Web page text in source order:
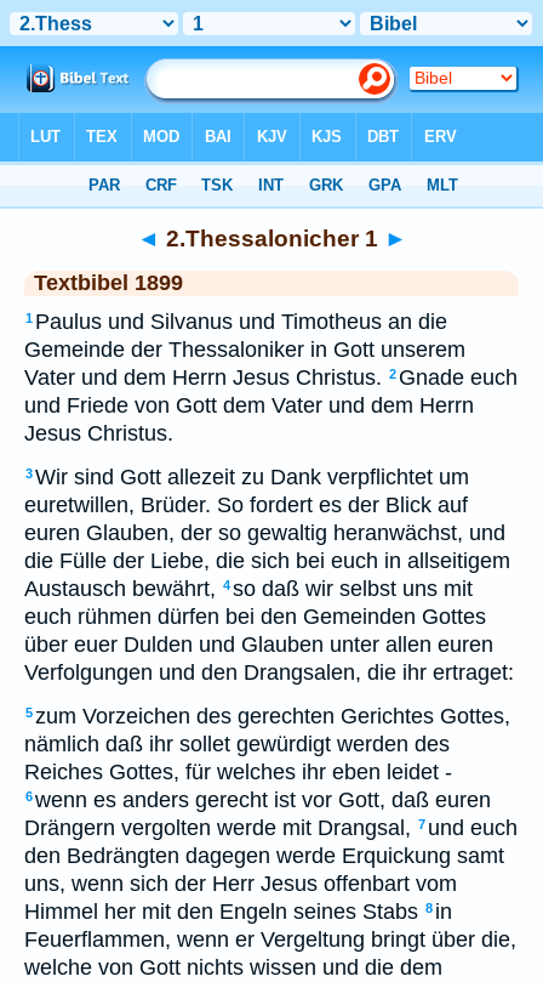
◄ 2.Thessalonicher 1 ►
Textbibel 1899
1 Paulus und Silvanus und Timotheus an die
Gemeinde der Thessaloniker in Gott unserem
Vater und dem Herrn Jesus Christus. 2 Gnade euch
und Friede von Gott dem Vater und dem Herrn
Jesus Christus.
3Wir sind Gott allezeit zu Dank verpflichtet um
euretwillen, Brüder. So fordert es der Blick auf
euren Glauben, der so gewaltig heranwächst, und
die Fülle der Liebe, die sich bei euch in allseitigem
Austausch bewährt, 4so daß wir selbst uns mit
euch rühmen dürfen bei den Gemeinden Gottes
über euer Dulden und Glauben unter allen euren
Verfolgungen und den Drangsalen, die ihr ertraget:
5zum Vorzeichen des gerechten Gerichtes Gottes,
nämlich daß ihr sollet gewürdigt werden des
Reiches Gottes, für welches ihr eben leidet -
6wenn es anders gerecht ist vor Gott, daß euren
Drängern vergolten werde mit Drangsal, 7 und euch
den Bedrängten dagegen werde Erquickung samt
uns, wenn sich der Herr Jesus offenbart vom
Himmel her mit den Engeln seines Stabs 8 in
Feuerflammen, wenn er Vergeltung bringt über die,
welche von Gott nichts wissen und die dem